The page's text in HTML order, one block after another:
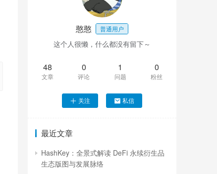
憨憨 普通用户
这个人很懒，什么都没有留下～
48
文章
0
评论
1
问题
0
粉丝
关注 私信
最近文章
HashKey：全景式解读 DeFi 永续衍生品
生态版图与发展脉络